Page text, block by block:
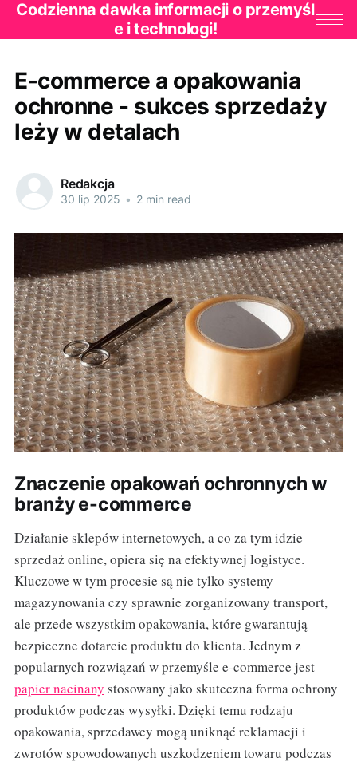
Codzienna dawka informacji o przemyśl
e i technologi!
E-commerce a opakowania
ochronne - sukces sprzedaży
leży w detalach
Redakcja
30 lip 2025 • 2 min read
Znaczenie opakowań ochronnych w
branży e-commerce
Działanie sklepów internetowych, a co za tym idzie
sprzedaż online, opiera się na efektywnej logistyce.
Kluczowe w tym procesie są nie tylko systemy
magazynowania czy sprawnie zorganizowany transport,
ale przede wszystkim opakowania, które gwarantują
bezpieczne dotarcie produktu do klienta. Jednym z
popularnych rozwiązań w przemyśle e-commerce jest
papier nacinany stosowany jako skuteczna forma ochrony
produktów podczas wysyłki. Dzięki temu rodzaju
opakowania, sprzedawcy mogą uniknąć reklamacji i
zwrotów spowodowanych uszkodzeniem towaru podczas